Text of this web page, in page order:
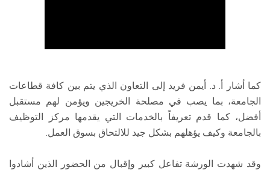
كما أشار أ. د. أيمن فريد إلى التعاون الذي يتم بين كافة قطاعات
الجامعة، بما يصب في مصلحة الخريجين ويؤمن لهم مستقبل
أفضل، كما قدم تعريفاً بالخدمات التي يقدمها مركز التوظيف
بالجامعة وكيف يؤهلهم بشكل جيد للالتحاق بسوق العمل.
وقد شهدت الورشة تفاعل كبير وإقبال من الحضور الذين أشادوا